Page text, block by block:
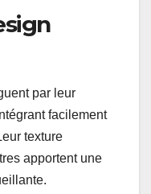
par leur
facilement
texture
apportent une